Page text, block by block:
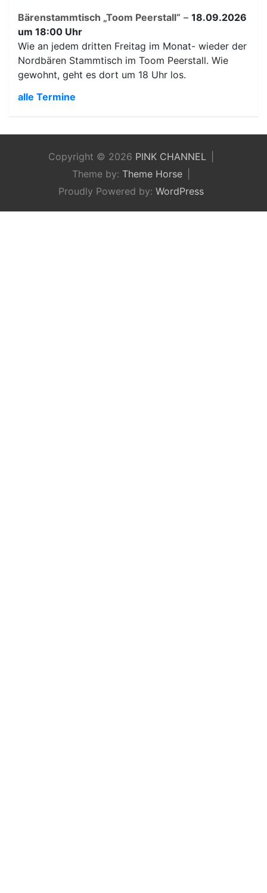
Bärenstammtisch „Toom Peerstall“ – 18.09.2026
um 18:00 Uhr
Wie an jedem dritten Freitag im Monat- wieder der
Nordbären Stammtisch im Toom Peerstall. Wie
gewohnt, geht es dort um 18 Uhr los.
alle Termine
Copyright © 2026 PINK CHANNEL
Theme by: Theme Horse
Proudly Powered by: WordPress